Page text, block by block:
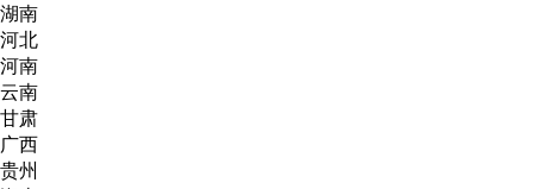
湖南
河北
河南
云南
甘肃
广西
贵州